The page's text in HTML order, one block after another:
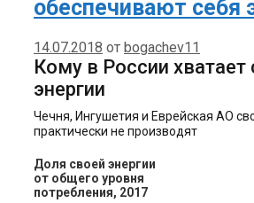
обеспечивают себя
14.07.2018 от bogachev11